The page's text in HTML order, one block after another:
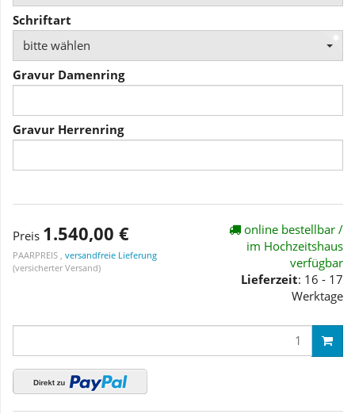
Schriftart
bitte wählen
Gravur Damenring
Gravur Herrenring
Preis 1.540,00 €
PAARPREIS , versandfreie Lieferung
(versicherter Versand)
online bestellbar /
im Hochzeitshaus
verfügbar
Lieferzeit: 16 - 17
Werktage